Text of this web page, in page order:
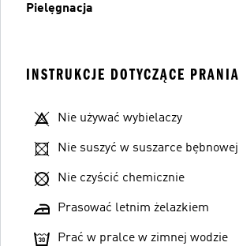
Pielęgnacja
INSTRUKCJE DOTYCZĄCE PRANIA
Nie używać wybielaczy
Nie suszyć w suszarce bębnowej
Nie czyścić chemicznie
Prasować letnim żelazkiem
Prać w pralce w zimnej wodzie